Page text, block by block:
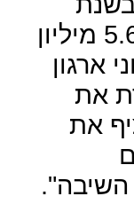
1948 מחצי מיליון ל- 5.6 מיליון
ארגון
את
את
השיבה".